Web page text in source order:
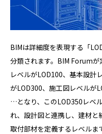
BIMは詳細度を表現する「
分類されます。BIM Forum
レベルがLOD100、基本設計
がLOD300、施工図レベルが
…となり、このLOD350レベ
れ、設計図と連携し、建材
取付部材を定義するレベルま